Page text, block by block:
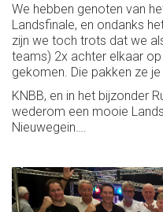
We hebben genoten van
Landsfinale, en ondanks
zijn we toch trots dat we
teams) 2x achter elkaar
gekomen. Die pakken ze
KNBB, en in het bijzonder
wederom een mooie
Nieuwegein….